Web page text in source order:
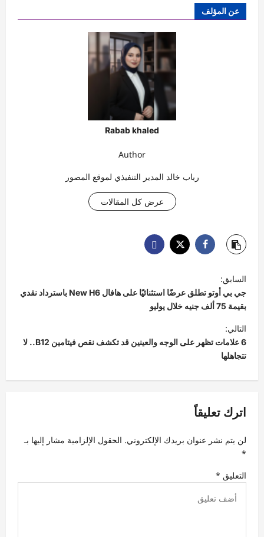
عن المؤلف
Rabab khaled
Author
رباب خالد المدير التنفيذي لموقع المصور
عرض كل المقالات
ص
فّ
ح
ا
ل
م
ا
ل
ا
ت
السابق:
جي بي أوتو تطلق عرضًا استثنائيًا على هافال New H6 باسترداد نقدي
بقيمة 75 ألف جنيه خلال يوليو
التالي:
6 علامات تظهر على الوجه والعينين قد تكشف نقص فيتامين B12.. لا
تتجاهلها
اترك تعليقاً
لن يتم نشر عنوان بريدك الإلكتروني. الحقول الإلزامية مشار إليها بـ
*
التعليق *